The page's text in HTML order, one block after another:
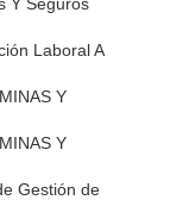
Laboral A
Y
Y
Gestión de